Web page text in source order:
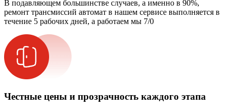
В подавляющем большинстве случаев, а именно в 90%,
ремонт трансмиссий автомат в нашем сервисе выполняется в
течение 5 рабочих дней, а работаем мы 7/0
Честные цены и прозрачность каждого этапа